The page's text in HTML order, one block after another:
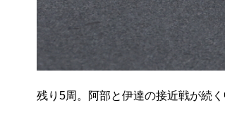
残り5周。阿部と伊達の接近戦が続